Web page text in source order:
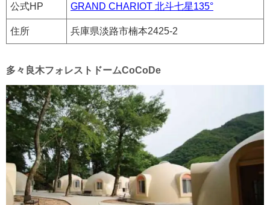
公式HP GRAND CHARIOT 北斗七星135°
住所 兵庫県淡路市楠本2425-2
多々良木フォレストドームCoCoDe